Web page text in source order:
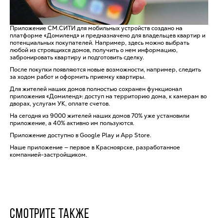
Приложение СМ.СИТИ для мобильных устройств создано на
платформе «Домиленд» и предназначено для владельцев квартир и
потенциальных покупателей. Например, здесь можно выбрать
любой из строящихся домов, получить о нем информацию,
забронировать квартиру и подготовить сделку.
После покупки появляются новые возможности, например, следить
за ходом работ и оформить приемку квартиры.
Для жителей наших домов полностью сохранен функционал
приложения «Домиленд»: доступ на территорию дома, к камерам во
дворах, услугам УК, оплате счетов.
На сегодня из 9000 жителей наших домов 70% уже установили
приложение, а 40% активно им пользуются.
Приложение доступно в Google Play и App Storе.
Наше приложение — первое в Красноярске, разработанное
компанией-застройщиком.
СМОТРИТЕ ТАКЖЕ